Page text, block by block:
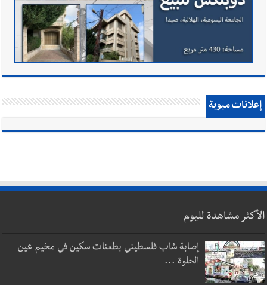
إعلانات مبوبة
الأكثر مشاهدة لليوم
إصابة شاب فلسطيني بطعنات سكين في مخيم عين
الحلوة ...